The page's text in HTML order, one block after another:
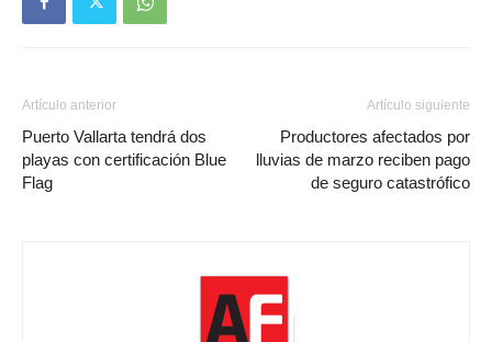
Artículo anterior
Puerto Vallarta tendrá dos
playas con certificación Blue
Flag
Artículo siguiente
Productores afectados por
lluvias de marzo reciben pago
de seguro catastrófico